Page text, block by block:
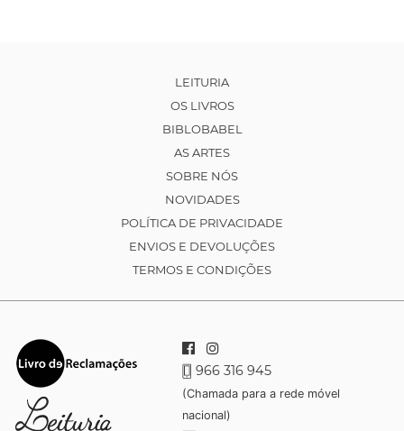
LEITURIA
OS LIVROS
BIBLOBABEL
AS ARTES
SOBRE NÓS
NOVIDADES
POLÍTICA DE PRIVACIDADE
ENVIOS E DEVOLUÇÕES
TERMOS E CONDIÇÕES
966 316 945
(Chamada para a rede móvel
nacional)